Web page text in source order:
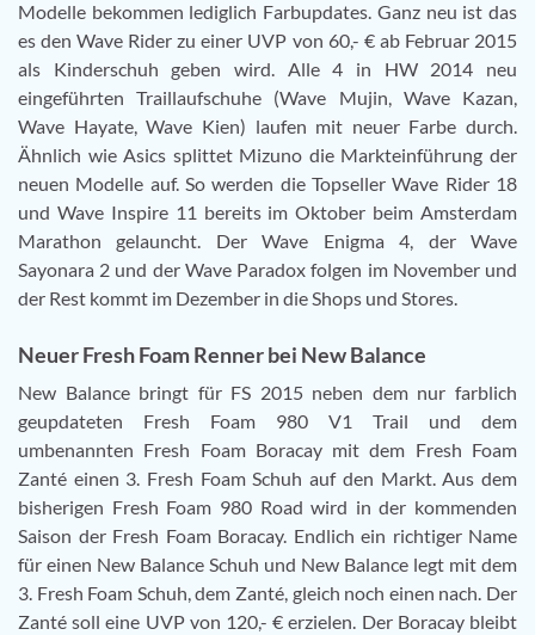
Modelle bekommen lediglich Farbupdates. Ganz neu ist das
es den Wave Rider zu einer UVP von 60,- € ab Februar 2015
als Kinderschuh geben wird. Alle 4 in HW 2014 neu
eingeführten Traillaufschuhe (Wave Mujin, Wave Kazan,
Wave Hayate, Wave Kien) laufen mit neuer Farbe durch.
Ähnlich wie Asics splittet Mizuno die Markteinführung der
neuen Modelle auf. So werden die Topseller Wave Rider 18
und Wave Inspire 11 bereits im Oktober beim Amsterdam
Marathon gelauncht. Der Wave Enigma 4, der Wave
Sayonara 2 und der Wave Paradox folgen im November und
der Rest kommt im Dezember in die Shops und Stores.
Neuer Fresh Foam Renner bei New Balance
New Balance bringt für FS 2015 neben dem nur farblich
geupdateten Fresh Foam 980 V1 Trail und dem
umbenannten Fresh Foam Boracay mit dem Fresh Foam
Zanté einen 3. Fresh Foam Schuh auf den Markt. Aus dem
bisherigen Fresh Foam 980 Road wird in der kommenden
Saison der Fresh Foam Boracay. Endlich ein richtiger Name
für einen New Balance Schuh und New Balance legt mit dem
3. Fresh Foam Schuh, dem Zanté, gleich noch einen nach. Der
Zanté soll eine UVP von 120,- € erzielen. Der Boracay bleibt